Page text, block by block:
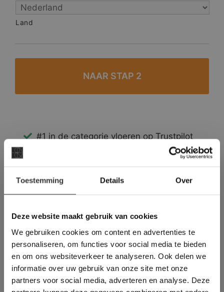
Toestemming Details Over
Deze website maakt gebruik van cookies
We gebruiken cookies om content en advertenties te
personaliseren, om functies voor social media te bieden
en om ons websiteverkeer te analyseren. Ook delen we
informatie over uw gebruik van onze site met onze
partners voor social media, adverteren en analyse. Deze
Land
#1 in de categorie vloeren op Trustpilot
Binnen 24 uur een passende offerte
Meer dan 500 m2 showroom
Deze website maakt
gebruik van cookies.
This Cookie Banner was deleted and is no
longer working. Please contact the website
administrator.
Deze website gebruikt cookies om de
gebruikerservaring te verbeteren. Door
gebruik te maken van onze website geeft u
toestemming voor alle cookies in
overeenstemming met ons cookiebeleid.Lees
verder